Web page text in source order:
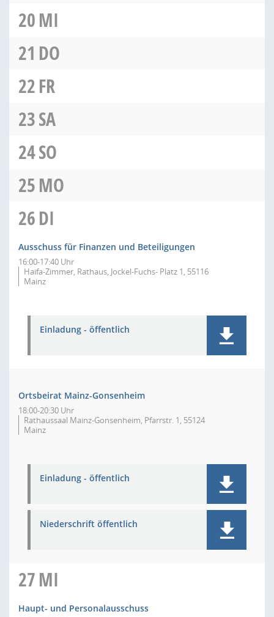
20MI
21 DO
22FR
23SA
24SO
25MO
26DI
Ausschuss für Finanzen und Beteiligungen
16:00-17:40 Uhr
Haifa-Zimmer, Rathaus, Jockel-Fuchs- Platz 1, 55116
Mainz
Einladung - öffentlich
Ortsbeirat Mainz-Gonsenheim
18:00-20:30 Uhr
Rathaussaal Mainz-Gonsenheim, Pfarrstr. 1, 55124
Mainz
Einladung - öffentlich
Niederschrift öffentlich
27MI
Haupt- und Personalausschuss